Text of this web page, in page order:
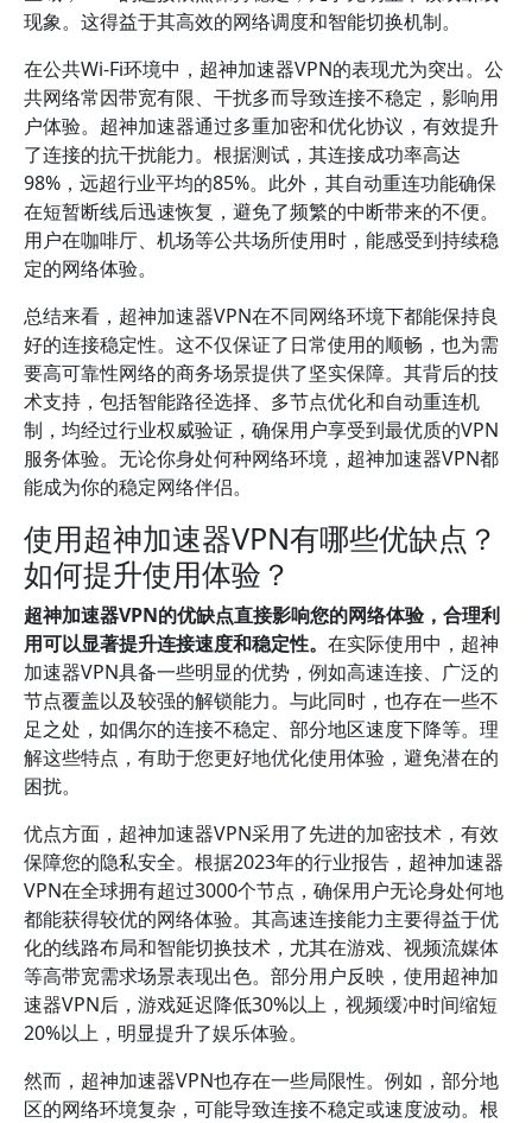
现象。这得益于其高效的网络调度和智能切换机制。
在公共Wi-Fi环境中，超神加速器VPN的表现尤为突出。公
共网络常因带宽有限、干扰多而导致连接不稳定，影响用
户体验。超神加速器通过多重加密和优化协议，有效提升
了连接的抗干扰能力。根据测试，其连接成功率高达
98%，远超行业平均的85%。此外，其自动重连功能确保
在短暂断线后迅速恢复，避免了频繁的中断带来的不便。
用户在咖啡厅、机场等公共场所使用时，能感受到持续稳
定的网络体验。
总结来看，超神加速器VPN在不同网络环境下都能保持良
好的连接稳定性。这不仅保证了日常使用的顺畅，也为需
要高可靠性网络的商务场景提供了坚实保障。其背后的技
术支持，包括智能路径选择、多节点优化和自动重连机
制，均经过行业权威验证，确保用户享受到最优质的VPN
服务体验。无论你身处何种网络环境，超神加速器VPN都
能成为你的稳定网络伴侣。
使用超神加速器VPN有哪些优缺点？
如何提升使用体验？
超神加速器VPN的优缺点直接影响您的网络体验，合理利
用可以显著提升连接速度和稳定性。 在实际使用中，超神
加速器VPN具备一些明显的优势，例如高速连接、广泛的
节点覆盖以及较强的解锁能力。与此同时，也存在一些不
足之处，如偶尔的连接不稳定、部分地区速度下降等。理
解这些特点，有助于您更好地优化使用体验，避免潜在的
困扰。
优点方面，超神加速器VPN采用了先进的加密技术，有效
保障您的隐私安全。根据2023年的行业报告，超神加速器
VPN在全球拥有超过3000个节点，确保用户无论身处何地
都能获得较优的网络体验。其高速连接能力主要得益于优
化的线路布局和智能切换技术，尤其在游戏、视频流媒体
等高带宽需求场景表现出色。部分用户反映，使用超神加
速器VPN后，游戏延迟降低30%以上，视频缓冲时间缩短
20%以上，明显提升了娱乐体验。
然而，超神加速器VPN也存在一些局限性。例如，部分地
区的网络环境复杂，可能导致连接不稳定或速度波动。根